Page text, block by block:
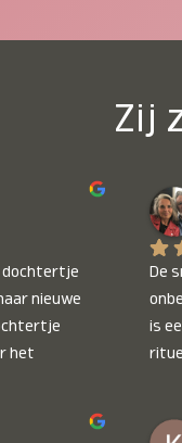
Zij
dochtertje
nieuwe
het
De
is